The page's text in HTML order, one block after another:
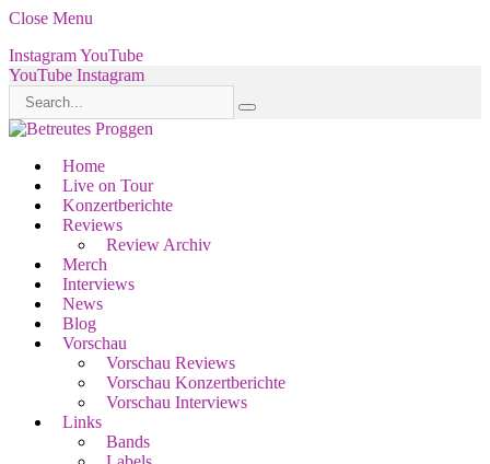
Close Menu
InstagramYouTube
YouTube Instagram
Home
Live on Tour
Konzertberichte
Reviews
Review Archiv
Merch
Interviews
News
Blog
Vorschau
Vorschau Reviews
Vorschau Konzertberichte
Vorschau Interviews
Links
Bands